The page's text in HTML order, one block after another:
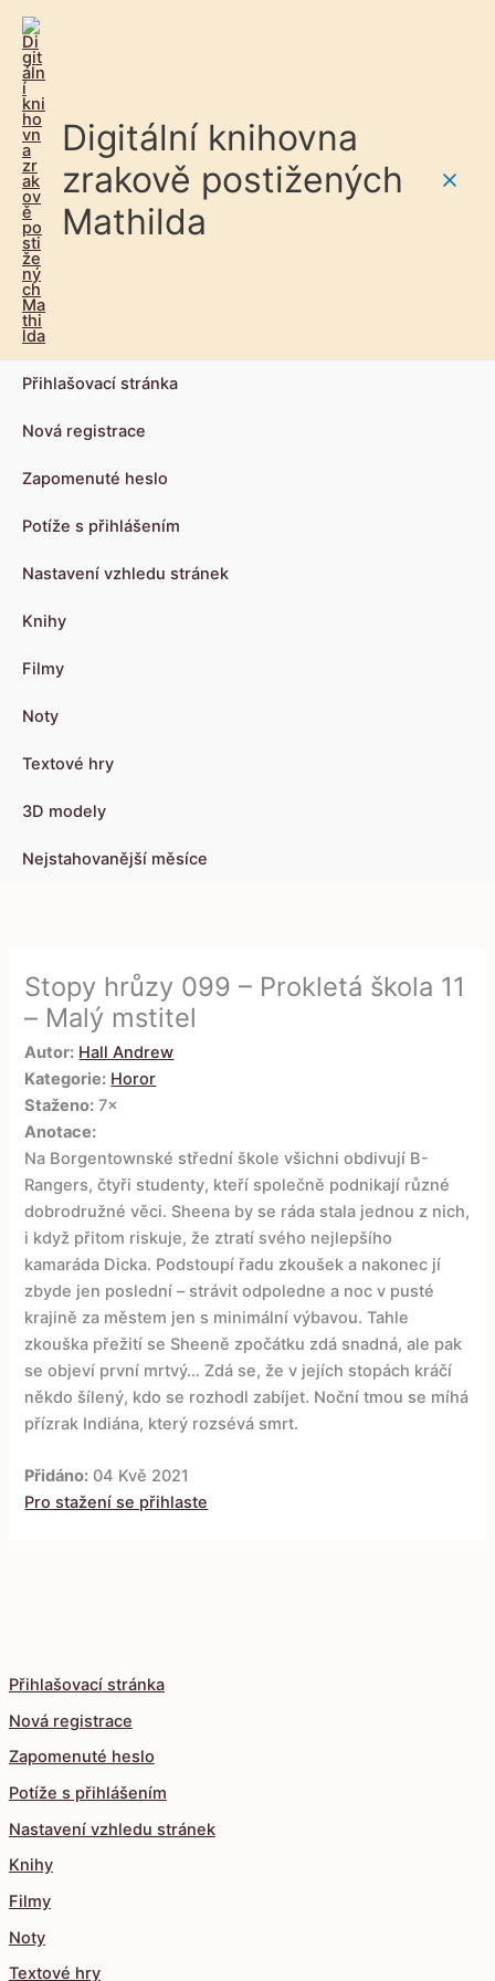
Digitální knihovna
zrakově postižených
Mathilda
Přihlašovací stránka
Nová registrace
Zapomenuté heslo
Potíže s přihlášením
Nastavení vzhledu stránek
Knihy
Filmy
Noty
Textové hry
3D modely
Nejstahovanější měsíce
Přihlašovací stránka
Nová registrace
Zapomenuté heslo
Potíže s přihlášením
Nastavení vzhledu stránek
Knihy
Filmy
Noty
Textové hry
Stopy hrůzy 099 – Prokletá škola 11
– Malý mstitel
Autor: Hall Andrew
Kategorie: Horor
Staženo: 7×
Anotace:
Na Borgentownské střední škole všichni obdivují B-
Rangers, čtyři studenty, kteří společně podnikají různé
dobrodružné věci. Sheena by se ráda stala jednou z nich,
i když přitom riskuje, že ztratí svého nejlepšího
kamaráda Dicka. Podstoupí řadu zkoušek a nakonec jí
zbyde jen poslední – strávit odpoledne a noc v pusté
krajině za městem jen s minimální výbavou. Tahle
zkouška přežití se Sheeně zpočátku zdá snadná, ale pak
se objeví první mrtvý… Zdá se, že v jejích stopách kráčí
někdo šílený, kdo se rozhodl zabíjet. Noční tmou se míhá
přízrak Indiána, který rozsévá smrt.
Přidáno: 04 Kvě 2021
Pro stažení se přihlaste